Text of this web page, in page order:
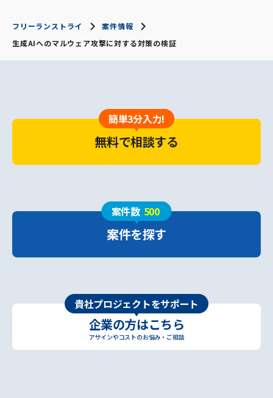
フリーランストライ
案件情報
生成AIへのマルウェア攻撃に対する対策の検証
簡単3分入力!
無料で相談する
案件数 500
案件を探す
貴社プロジェクトをサポート
企業の方はこちら
アサインやコストのお悩み・ご相談